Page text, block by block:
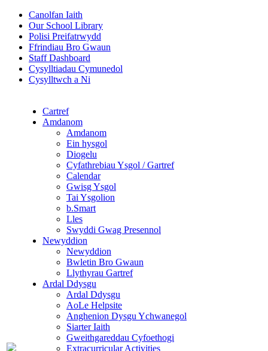
Canolfan Iaith
Our School Library
Polisi Preifatrwydd
Ffrindiau Bro Gwaun
Staff Dashboard
Cysylltiadau Cymunedol
Cysylltwch a Ni
Cartref
Amdanom
Amdanom
Ein hysgol
Diogelu
Cyfathrebiau Ysgol / Gartref
Calendar
Gwisg Ysgol
Tai Ysgolion
b.Smart
Lles
Swyddi Gwag Presennol
Newyddion
Newyddion
Bwletin Bro Gwaun
Llythyrau Gartref
Ardal Ddysgu
Ardal Ddysgu
AoLe Helpsite
Anghenion Dysgu Ychwanegol
Siarter Iaith
Gweithgareddau Cyfoethogi
Extracurricular Activities